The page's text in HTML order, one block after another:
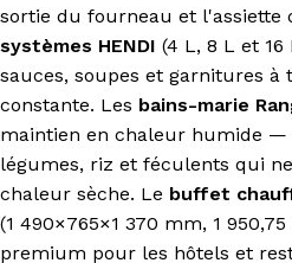
sortie du fourneau et l'assiette
systèmes HENDI (4 L, 8 L et
sauces, soupes et garnitures à
constante. Les bains-marie
maintien en chaleur humide —
légumes, riz et féculents qui
chaleur sèche. Le buffet
(1 490×765×1 370 mm, 1
premium pour les hôtels et